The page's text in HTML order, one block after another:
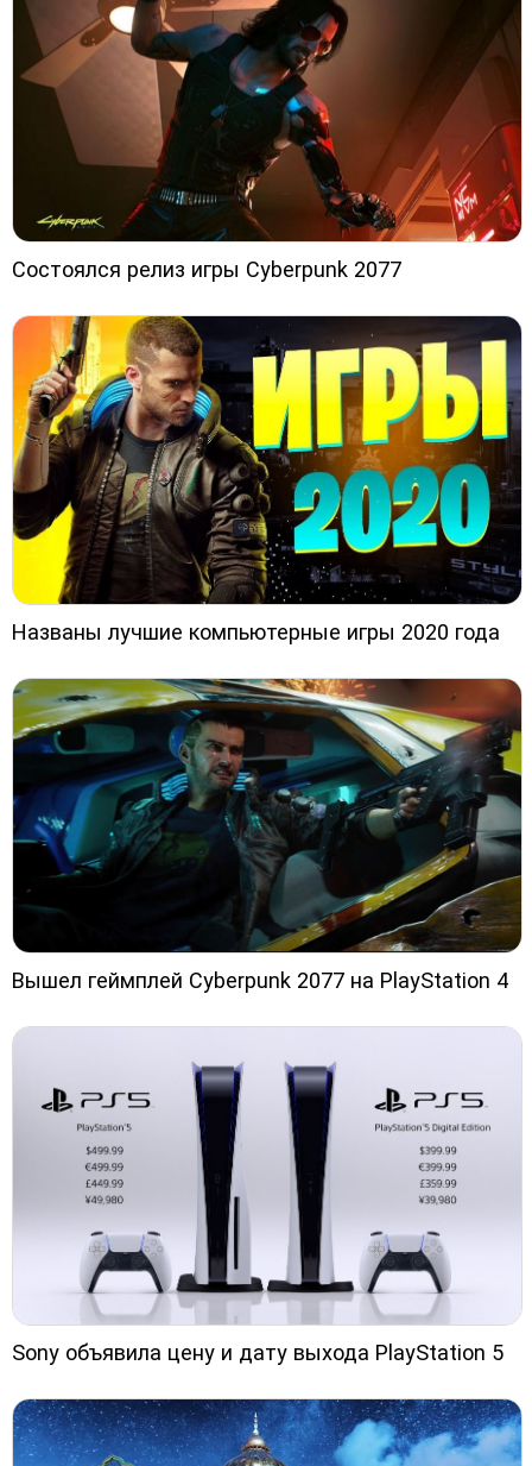
Состоялся релиз игры Cyberpunk 2077
Названы лучшие компьютерные игры 2020 года
Вышел геймплей Cyberpunk 2077 на PlayStation 4
Sony объявила цену и дату выхода PlayStation 5